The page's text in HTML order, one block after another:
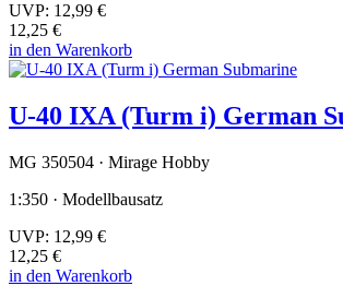
UVP: 12,99 €
12,25 €
in den Warenkorb
U-40 IXA (Turm i) German
MG 350504 · Mirage Hobby
1:350 · Modellbausatz
UVP: 12,99 €
12,25 €
in den Warenkorb